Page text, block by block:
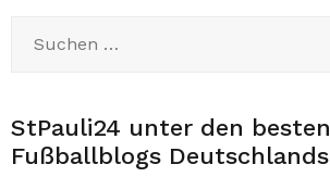
nach:
StPauli24 unter den besten
Fußballblogs Deutschlands